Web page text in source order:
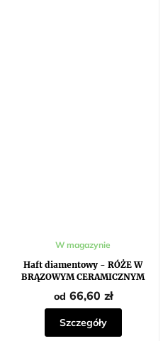
Haft diamentowy - RÓŻE W
BRĄZOWYM CERAMICZNYM
W magazynie
od 66,60 zł
Szczegóły